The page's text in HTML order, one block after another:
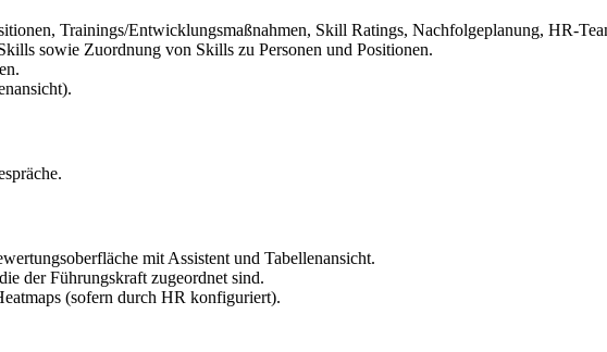
Trainings/Entwicklungsmaßnahmen, Skill Ratings, Nachfolgeplanung, HR-
sowie Zuordnung von Skills zu Personen und Positionen.
mit Assistent und Tabellenansicht.
der Führungskraft zugeordnet sind.
(sofern durch HR konfiguriert).